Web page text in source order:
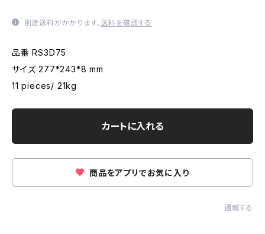
別途送料がかかります。送料を確認する
品番 RS3D75
サイズ 277*243*8 mm
11 pieces/ 21kg
カートに入れる
商品をアプリでお気に入り
通報する